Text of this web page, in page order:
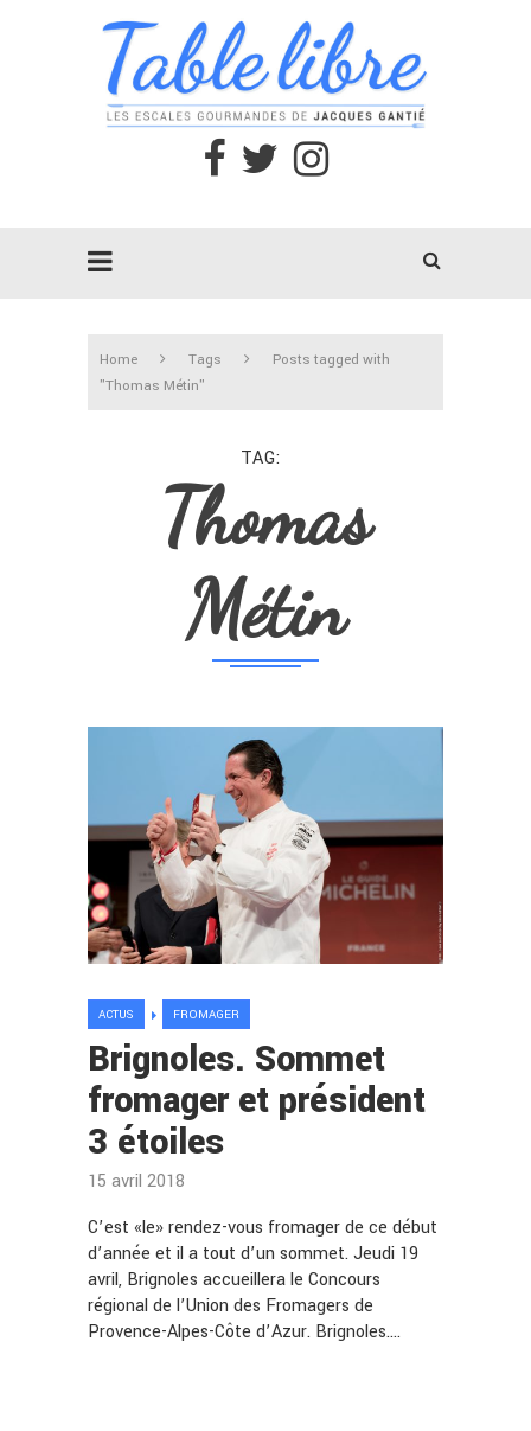
Home Tags
Posts tagged with
"Thomas Métin"
TAG
Thomas
Métin
ACTUS FROMAGER
Brignoles. Sommet
fromager et président
3 étoiles
15 avril 2018
C’est «le» rendez-vous fromager de ce début
d’année et il a tout d’un sommet. Jeudi 19
avril, Brignoles accueillera le Concours
régional de l’Union des Fromagers de
Provence-Alpes-Côte d’Azur. Brignoles.…